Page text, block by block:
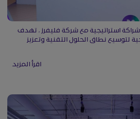
استراتيجية مع شركة فليفرز ، تهدف
لتوسيع نطاق الحلول التقنية وتعزيز
اقرأ المزيد